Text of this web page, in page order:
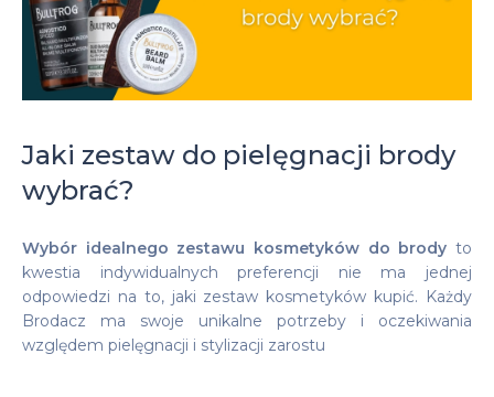
Jaki zestaw do pielęgnacji brody
wybrać?
Wybór idealnego zestawu kosmetyków do brody to
kwestia indywidualnych preferencji nie ma jednej
odpowiedzi na to, jaki zestaw kosmetyków kupić. Każdy
Brodacz ma swoje unikalne potrzeby i oczekiwania
względem pielęgnacji i stylizacji zarostu